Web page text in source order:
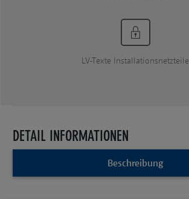
LV-Texte Installationsnetzteile
DETAIL INFORMATIONEN
Beschreibung